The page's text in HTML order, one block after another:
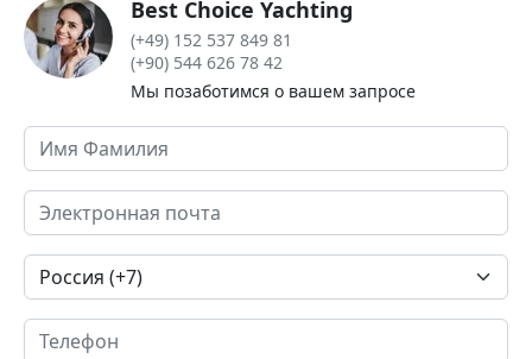
Best Choice Yachting
(+49) 152 537 849 81
(+90) 544 626 78 42
Мы позаботимся о вашем запросе